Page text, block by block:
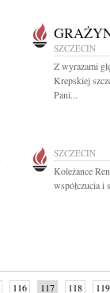
SZCZECIN
Z wyrazami
Krepskiej
Pani...
SZCZECIN
Koleżance
współczucia i
116 117 118 119